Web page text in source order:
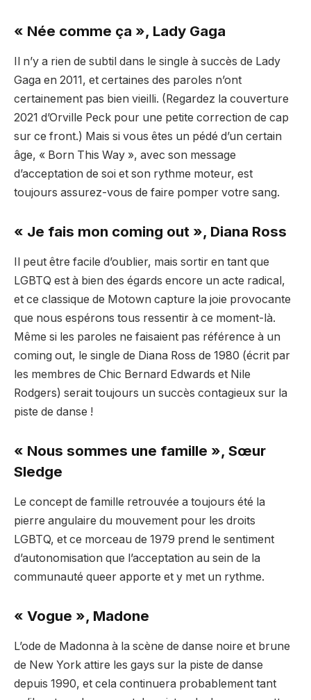
« Née comme ça », Lady Gaga
Il n’y a rien de subtil dans le single à succès de Lady
Gaga en 2011, et certaines des paroles n’ont
certainement pas bien vieilli. (Regardez la couverture
2021 d’Orville Peck pour une petite correction de cap
sur ce front.) Mais si vous êtes un pédé d’un certain
âge, « Born This Way », avec son message
d’acceptation de soi et son rythme moteur, est
toujours assurez-vous de faire pomper votre sang.
« Je fais mon coming out », Diana Ross
Il peut être facile d’oublier, mais sortir en tant que
LGBTQ est à bien des égards encore un acte radical,
et ce classique de Motown capture la joie provocante
que nous espérons tous ressentir à ce moment-là.
Même si les paroles ne faisaient pas référence à un
coming out, le single de Diana Ross de 1980 (écrit par
les membres de Chic Bernard Edwards et Nile
Rodgers) serait toujours un succès contagieux sur la
piste de danse !
« Nous sommes une famille », Sœur
Sledge
Le concept de famille retrouvée a toujours été la
pierre angulaire du mouvement pour les droits
LGBTQ, et ce morceau de 1979 prend le sentiment
d’autonomisation que l’acceptation au sein de la
communauté queer apporte et y met un rythme.
« Vogue », Madone
L’ode de Madonna à la scène de danse noire et brune
de New York attire les gays sur la piste de danse
depuis 1990, et cela continuera probablement tant